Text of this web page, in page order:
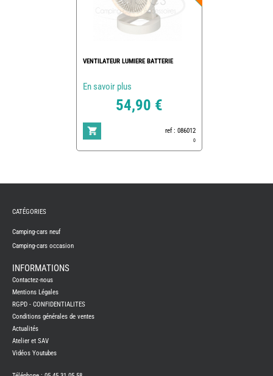
VENTILATEUR LUMIERE BATTERIE
En savoir plus
54,90 €
ref : 086012
0
CAMPING-
NEUFS
CAMPING-
CAMPING-
BENIMAR
CAMPING-
CARADO
CAMPING-
ITINEO
CATÉGORIES
Camping-cars neuf
Camping-cars occasion
INFORMATIONS
Contactez-nous
Mentions Légales
RGPD - CONFIDENTIALITES
Conditions générales de ventes
Actualités
Atelier et SAV
Vidéos Youtubes